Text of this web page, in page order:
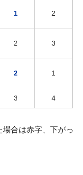
1 2
2 3
2 1
3 4
合は赤字、下がっ